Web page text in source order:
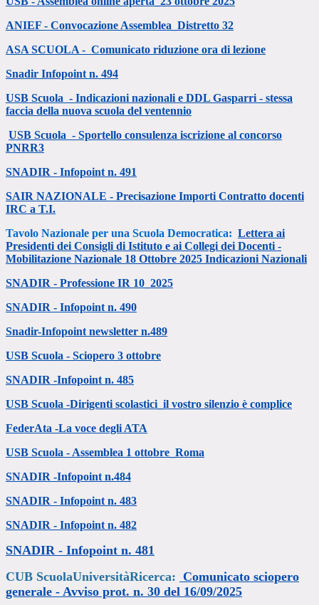
ANIEF - Convocazione Assemblea_Distretto 32
ASA SCUOLA - Comunicato riduzione ora di lezione
Snadir Infopoint n. 494
USB Scuola - Indicazioni nazionali e DDL Gasparri - stessa
faccia della nuova scuola del ventennio
USB Scuola - Sportello consulenza iscrizione al concorso
PNRR3
SNADIR - Infopoint n. 491
SAIR NAZIONALE - Precisazione Importi Contratto docenti
IRC a T.I.
Tavolo Nazionale per una Scuola Democratica: Lettera ai
Presidenti dei Consigli di Istituto e ai Collegi dei Docenti -
Mobilitazione Nazionale 18 Ottobre 2025 Indicazioni Nazionali
SNADIR - Professione IR 10_2025
SNADIR - Infopoint n. 490
Snadir-Infopoint newsletter n.489
USB Scuola - Sciopero 3 ottobre
SNADIR -Infopoint n. 485
USB Scuola -Dirigenti scolastici_il vostro silenzio è complice
FederAta -La voce degli ATA
USB Scuola - Assemblea 1 ottobre_Roma
SNADIR -Infopoint n.484
SNADIR - Infopoint n. 483
SNADIR - Infopoint n. 482
SNADIR - Infopoint n. 481
CUB ScuolaUniversitàRicerca: Comunicato sciopero
generale - Avviso prot. n. 30 del 16/09/2025